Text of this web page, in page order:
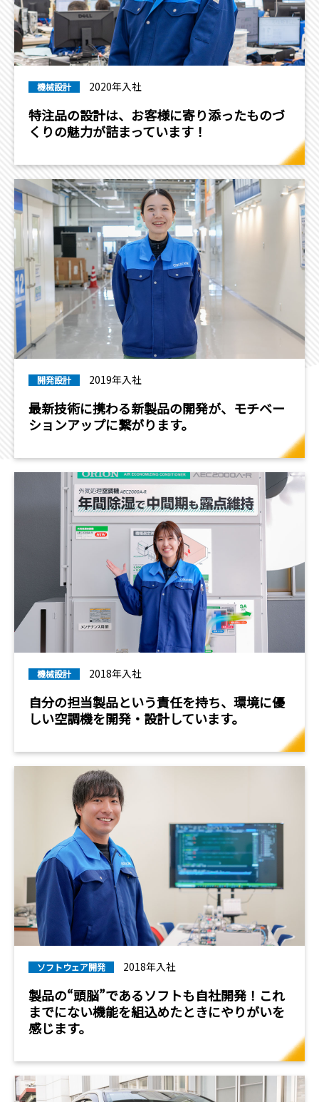
機械設計 2020年入社
特注品の設計は、お客様に寄り添ったものづ
くりの魅力が詰まっています！
開発設計 2019年入社
最新技術に携わる新製品の開発が、モチベー
ションアップに繋がります。
機械設計 2018年入社
自分の担当製品という責任を持ち、環境に優
しい空調機を開発・設計しています。
ソフトウェア開発 2018年入社
製品の“頭脳”であるソフトも自社開発！これ
までにない機能を組込めたときにやりがいを
感じます。